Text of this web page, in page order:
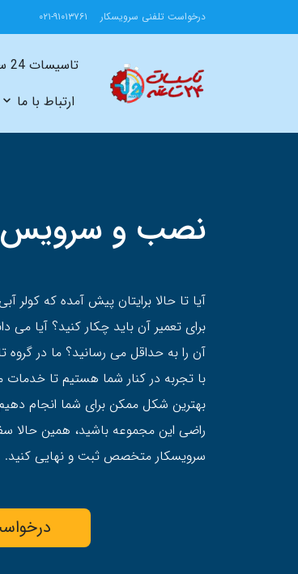
درخواست تلفنی سرویسکار ۰۲۱-۹۱۰۱۳۷۶۱
تاسیسات 24 ساعته
ارتباط با ما
نصب و سرویس
آیا تا حالا برایتان پیش آمده که
برای تعمیر آن باید چکار کنید؟ آیا می
با تجربه در کنار شما هستیم تا
بهترين شکل ممکن برای شما انجام
راضی این مجموعه باشید، همین حالا
سرویسکار متخصص ثبت و نهایی کنید.